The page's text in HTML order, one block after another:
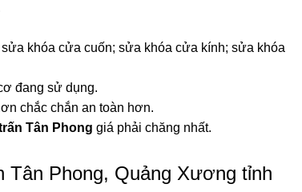
khóa cửa cuốn; sửa khóa cửa kính; sửa khóa
đang sử dụng.
chắc chắn an toàn hơn.
Tân Phong giá phải chăng nhất.
Tân Phong, Quảng Xương tỉnh